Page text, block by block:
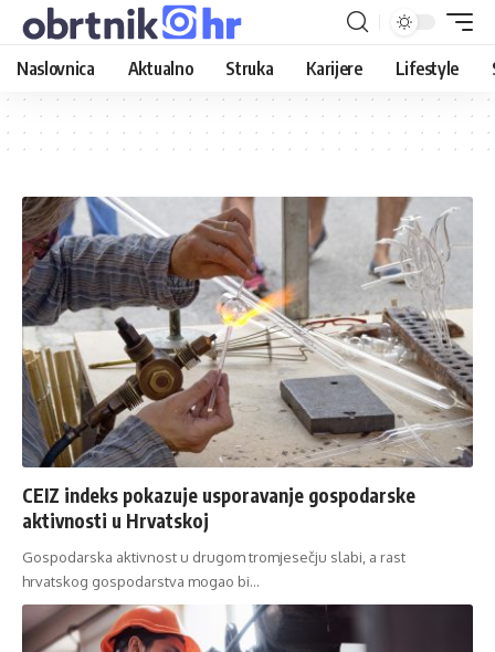
Naslovnica Aktualno Struka Karijere Lifestyle
CEIZ indeks pokazuje usporavanje gospodarske
aktivnosti u Hrvatskoj
Gospodarska aktivnost u drugom tromjesečju slabi, a rast
hrvatskog gospodarstva mogao bi…